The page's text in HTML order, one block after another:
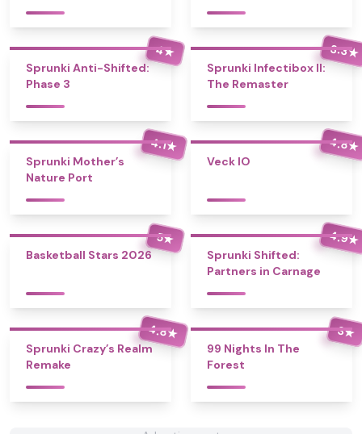
4★
Sprunki Anti-Shifted:
Phase 3
3.3★
Sprunki Infectibox II:
The Remaster
4.1★
Sprunki Mother’s
Nature Port
4.8★
Veck IO
5★
Basketball Stars 2026
4.9★
Sprunki Shifted:
Partners in Carnage
4.8★
Sprunki Crazy’s Realm
Remake
3★
99 Nights In The
Forest